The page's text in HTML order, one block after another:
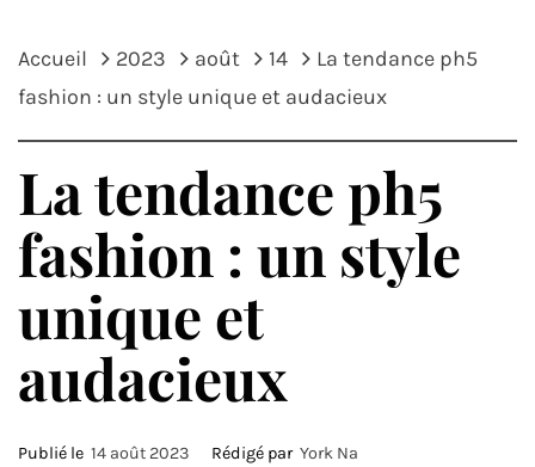
Accueil 2023 août 14
La tendance ph5
fashion : un style unique et audacieux
La tendance ph5
fashion : un style
unique et
audacieux
Publié le 14 août 2023 Rédigé par York Na